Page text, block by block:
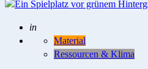
Geschrieben
in
Material
Ressourcen & Klima